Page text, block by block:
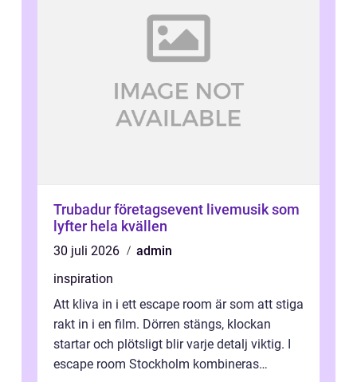
Trubadur företagsevent livemusik som
lyfter hela kvällen
30 juli 2026
admin
inspiration
Att kliva in i ett escape room är som att stiga
rakt in i en film. Dörren stängs, klockan
startar och plötsligt blir varje detalj viktig. I
escape room Stockholm kombineras